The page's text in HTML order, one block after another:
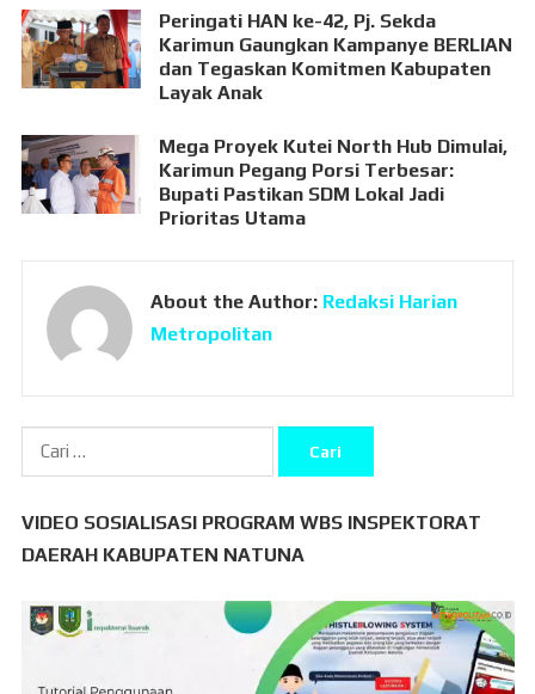
Peringati HAN ke-42, Pj. Sekda
Karimun Gaungkan Kampanye BERLIAN
dan Tegaskan Komitmen Kabupaten
Layak Anak
Mega Proyek Kutei North Hub Dimulai,
Karimun Pegang Porsi Terbesar:
Bupati Pastikan SDM Lokal Jadi
Prioritas Utama
About the Author: Redaksi Harian
Metropolitan
Cari
untuk:
VIDEO SOSIALISASI PROGRAM WBS INSPEKTORAT
DAERAH KABUPATEN NATUNA